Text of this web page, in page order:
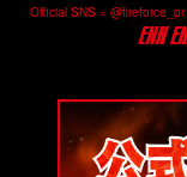
Official SNS = @fireforce_pr